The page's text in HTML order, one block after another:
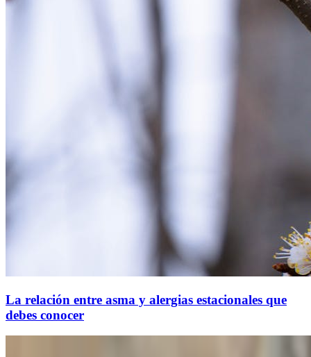
La relación entre asma y alergias estacionales que
debes conocer